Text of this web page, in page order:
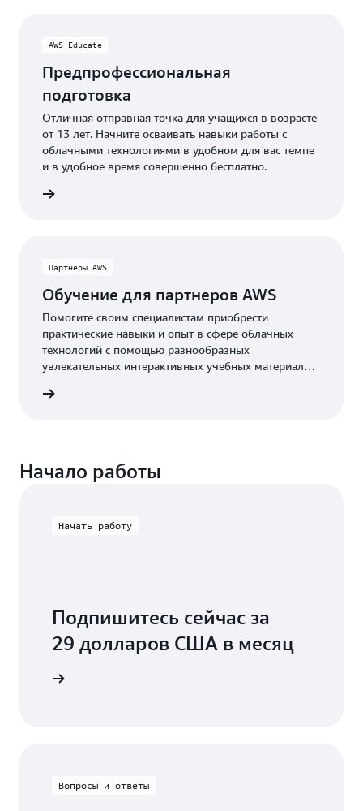
AWS Educate
Предпрофессиональная
подготовка
Отличная отправная точка для учащихся в возрасте
от 13 лет. Начните осваивать навыки работы с
облачными технологиями в удобном для вас темпе
и в удобное время совершенно бесплатно.
Партнеры AWS
Обучение для партнеров AWS
Помогите своим специалистам приобрести
практические навыки и опыт в сфере облачных
технологий с помощью разнообразных
увлекательных интерактивных учебных материалов,
Начало работы
Начать работу
Подпишитесь сейчас за
29 долларов США в месяц
Вопросы и ответы